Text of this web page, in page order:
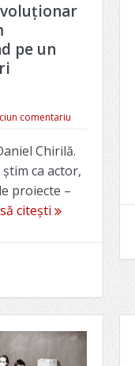
pe un
comentariu
Chirilă.
ca actor,
proiecte –
citești